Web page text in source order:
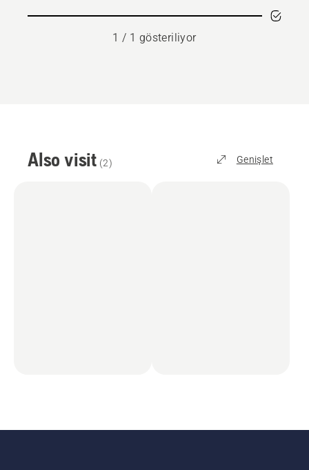
1 / 1 gösteriliyor
Also visit (2) Genişlet